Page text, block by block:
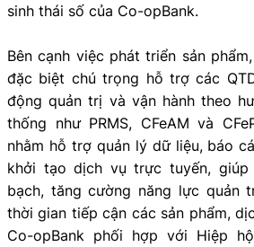
sinh thái số của Co-opBank.
Bên cạnh việc phát triển sản
đặc biệt chú trọng hỗ trợ các
động quản trị và vận hành theo
thống như PRMS, CFeAM và
nhằm hỗ trợ quản lý dữ liệu, báo
khởi tạo dịch vụ trực tuyến, giúp
bạch, tăng cường năng lực quản
thời gian tiếp cận các sản phẩm,
Co-opBank phối hợp với Hiệp